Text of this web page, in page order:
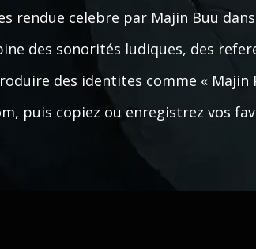
rendue celebre par Majin Buu
des sonorités ludiques, des
des identites comme « Majin
puis copiez ou enregistrez vos